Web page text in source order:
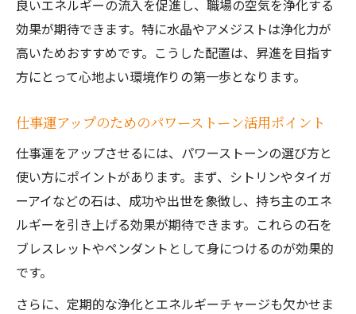
良いエネルギーの流入を促進し、職場の空気を浄化する
効果が期待できます。特に水晶やアメジストは浄化力が
高いためおすすめです。こうした配置は、昇進を目指す
方にとって心地よい環境作りの第一歩となります。
仕事運アップのためのパワーストーン活用ポイント
仕事運をアップさせるには、パワーストーンの選び方と
使い方にポイントがあります。まず、シトリンやタイガ
ーアイなどの石は、成功や出世を象徴し、持ち主のエネ
ルギーを引き上げる効果が期待できます。これらの石を
ブレスレットやペンダントとして身につけるのが効果的
です。
さらに、定期的な浄化とエネルギーチャージも欠かせま